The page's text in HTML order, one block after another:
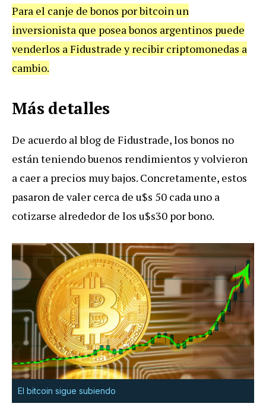
Para el canje de bonos por bitcoin un
inversionista que posea bonos argentinos puede
venderlos a Fidustrade y recibir criptomonedas a
cambio.
Más detalles
De acuerdo al blog de Fidustrade, los bonos no
están teniendo buenos rendimientos y volvieron
a caer a precios muy bajos. Concretamente, estos
pasaron de valer cerca de u$s 50 cada uno a
cotizarse alrededor de los u$s30 por bono.
El bitcoin sigue subiendo